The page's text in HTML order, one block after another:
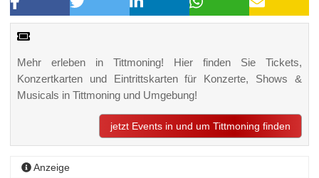
Mehr erleben in Tittmoning! Hier finden Sie Tickets,
Konzertkarten und Eintrittskarten für Konzerte, Shows &
Musicals in Tittmoning und Umgebung!
jetzt Events in und um Tittmoning finden
Anzeige